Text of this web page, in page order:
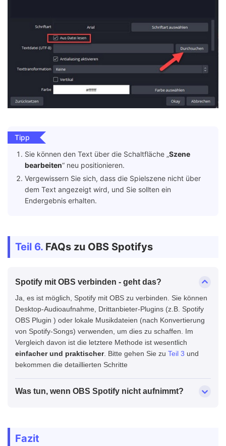
Tipp
Sie können den Text über die Schaltfläche „Szene
bearbeiten“ neu positionieren.
Vergewissern Sie sich, dass die Spielszene nicht über
dem Text angezeigt wird, und Sie sollten ein
Endergebnis erhalten.
Teil 6. FAQs zu OBS Spotifys
Spotify mit OBS verbinden - geht das?
Ja, es ist möglich, Spotify mit OBS zu verbinden. Sie können
Desktop-Audioaufnahme, Drittanbieter-Plugins (z.B. Spotify
OBS Plugin ) oder lokale Musikdateien (nach Konvertierung
von Spotify-Songs) verwenden, um dies zu schaffen. Im
Vergleich davon ist die letztere Methode ist wesentlich
einfacher und praktischer. Bitte gehen Sie zu Teil 3 und
bekommen die detaillierten Schritte
Was tun, wenn OBS Spotify nicht aufnimmt?
Fazit